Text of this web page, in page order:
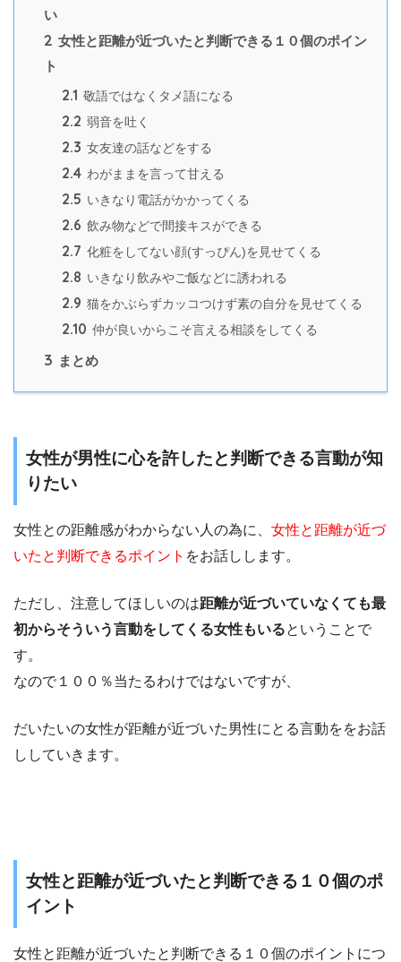
い
2 女性と距離が近づいたと判断できる１０個のポイン
ト
2.1 敬語ではなくタメ語になる
2.2 弱音を吐く
2.3 女友達の話などをする
2.4 わがままを言って甘える
2.5 いきなり電話がかかってくる
2.6 飲み物などで間接キスができる
2.7 化粧をしてない顔(すっぴん)を見せてくる
2.8 いきなり飲みやご飯などに誘われる
2.9 猫をかぶらずカッコつけず素の自分を見せてくる
2.10 仲が良いからこそ言える相談をしてくる
3 まとめ
女性が男性に心を許したと判断できる言動が知
りたい
女性との距離感がわからない人の為に、 女性と距離が近づ
いたと判断できるポイント をお話しします。
ただし、注意してほしいのは距離が近づいていなくても最
初からそういう言動をしてくる女性もいるということで
す。
なので１００％当たるわけではないですが、
だいたいの女性が距離が近づいた男性にとる言動ををお話
ししていきます。
女性と距離が近づいたと判断できる１０個のポ
イント
女性と距離が近づいたと判断できる１０個のポイントにつ